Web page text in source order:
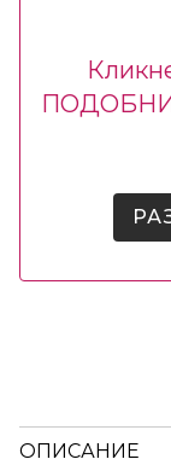
ПОДОБНИ
ОПИСАНИЕ